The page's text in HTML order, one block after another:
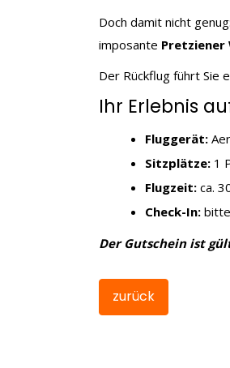
Doch damit nicht
imposante Pretziener
Der Rückflug führt Sie
Ihr Erlebnis
Fluggerät:
Sitzplätze: 1
Flugzeit: ca.
Check-In:
Der Gutschein ist